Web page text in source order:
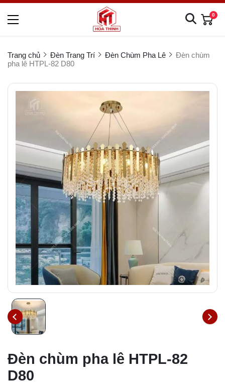
0
Trang chủ Đèn Trang Trí Đèn Chùm Pha Lê
Đèn chùm
pha lê HTPL-82 D80
Đèn chùm pha lê HTPL-82
D80